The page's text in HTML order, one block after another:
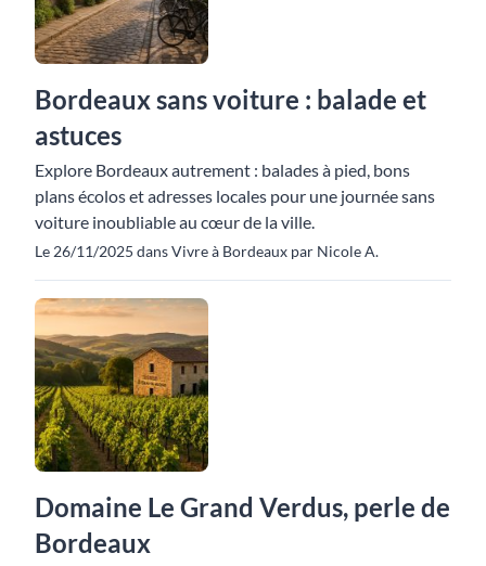
Bordeaux sans voiture : balade et
astuces
Explore Bordeaux autrement : balades à pied, bons
plans écolos et adresses locales pour une journée sans
voiture inoubliable au cœur de la ville.
Le 26/11/2025 dans Vivre à Bordeaux par Nicole A.
Domaine Le Grand Verdus, perle de
Bordeaux